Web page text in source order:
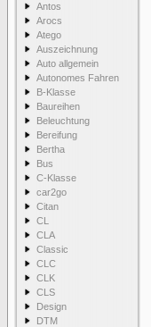
Antos
Arocs
Atego
Auszeichnung
Auto allgemein
Autonomes Fahren
B-Klasse
Baureihen
Beleuchtung
Bereifung
Bertha
Bus
C-Klasse
car2go
Citan
CL
CLA
Classic
CLC
CLK
CLS
Design
DTM